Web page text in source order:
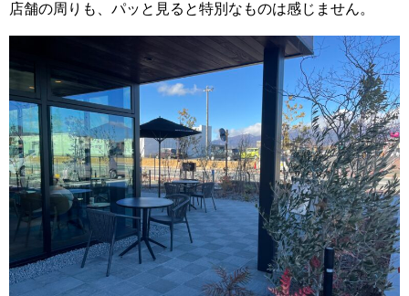
店舗の周りも、パッと見ると特別なものは感じません。